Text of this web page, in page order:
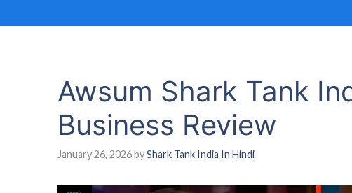
Awsum Shark Tank
Business Review
January 26, 2026byShark Tank India In Hindi